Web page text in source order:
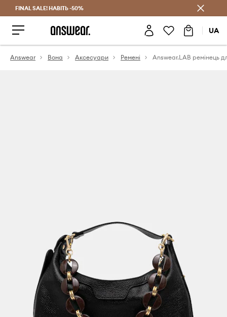
Заощаджуй з Answear Club
FINAL SALE! НАВІТЬ -50%
UA
Answear Вона Аксесуари Ремені